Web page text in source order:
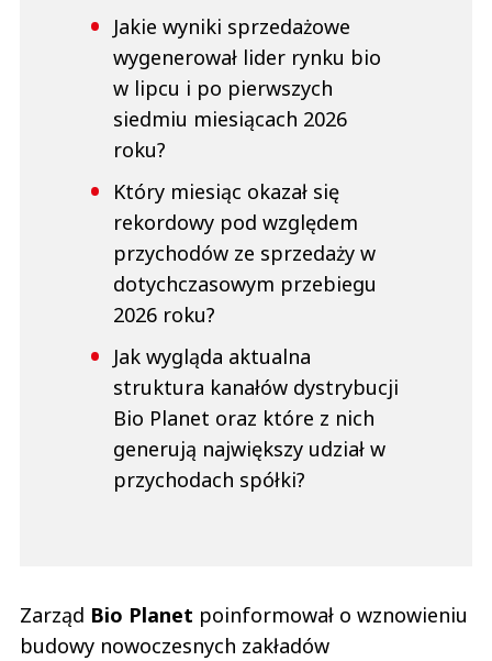
Jakie wyniki sprzedażowe
wygenerował lider rynku bio
w lipcu i po pierwszych
siedmiu miesiącach 2026
roku?
Który miesiąc okazał się
rekordowy pod względem
przychodów ze sprzedaży w
dotychczasowym przebiegu
2026 roku?
Jak wygląda aktualna
struktura kanałów dystrybucji
Bio Planet oraz które z nich
generują największy udział w
przychodach spółki?
Zarząd Bio Planet poinformował o wznowieniu
budowy nowoczesnych zakładów